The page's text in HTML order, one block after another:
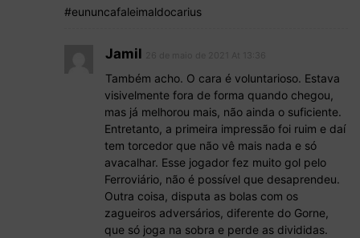
#eununcafaleimaldocarius
Jamil
Também acho. O cara é voluntarioso. Estava
visivelmente fora de forma quando chegou,
mas já melhorou mais, não ainda o suficiente.
Entretanto, a primeira impressão foi ruim e daí
tem torcedor que não vê mais nada e só
avacalhar. Esse jogador fez muito gol pelo
Ferroviário, não é possível que desaprendeu.
Outra coisa, disputa as bolas com os
zagueiros adversários, diferente do Gorne,
que só joga na sobra e perde as divididas.